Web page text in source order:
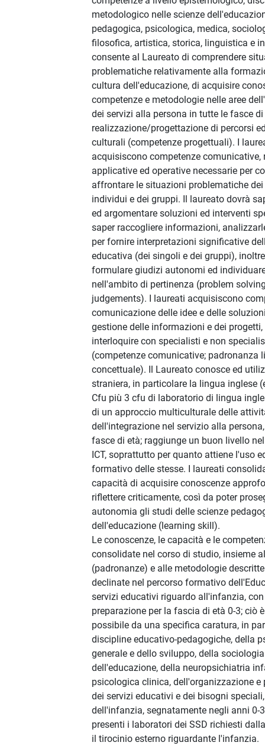
metodologico nelle scienze
pedagogica, psicologica, medica,
filosofica, artistica, storica, linguistica e
consente al Laureato di comprendere
problematiche relativamente alla
cultura dell'educazione, di acquisire
competenze e metodologie nelle aree
dei servizi alla persona in tutte le fasce
realizzazione/progettazione di percorsi
culturali (competenze progettuali). I
acquisiscono competenze comunicative,
applicative ed operative necessarie per
affrontare le situazioni problematiche
individui e dei gruppi. Il laureato dovrà
ed argomentare soluzioni ed interventi
saper raccogliere informazioni,
per fornire interpretazioni significative
educativa (dei singoli e dei gruppi),
formulare giudizi autonomi ed
nell'ambito di pertinenza (problem
judgements). I laureati acquisiscono
comunicazione delle idee e delle
gestione delle informazioni e dei
interloquire con specialisti e non
(competenze comunicative; padronanza
concettuale). Il Laureato conosce ed
straniera, in particolare la lingua inglese
Cfu più 3 cfu di laboratorio di lingua
di un approccio multiculturale delle
dell'integrazione nel servizio alla
fasce di età; raggiunge un buon livello
ICT, soprattutto per quanto attiene l'uso
formativo delle stesse. I laureati
capacità di acquisire conoscenze
riflettere criticamente, così da poter
autonomia gli studi delle scienze
dell'educazione (learning skill).
Le conoscenze, le capacità e le
consolidate nel corso di studio, insieme
(padronanze) e alle metodologie
declinate nel percorso formativo
servizi educativi riguardo all'infanzia,
preparazione per la fascia di età 0-3; ciò
possibile da una specifica caratura, in
discipline educativo-pedagogiche, della
generale e dello sviluppo, della sociologia
dell'educazione, della neuropsichiatria
psicologica clinica, dell'organizzazione e
dei servizi educativi e dei bisogni
dell'infanzia, segnatamente negli anni 0-
presenti i laboratori dei SSD richiesti
il tirocinio esterno riguardante l'infanzia.